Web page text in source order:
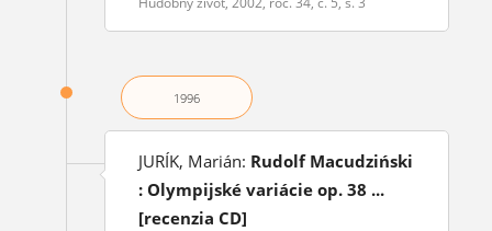
1996
JURÍK, Marián: Rudolf Macudziński
: Olympijské variácie op. 38 ...
[recenzia CD]